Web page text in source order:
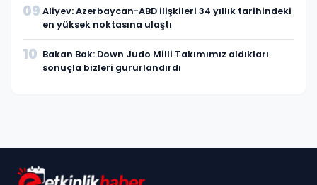
09 Aliyev: Azerbaycan-ABD ilişkileri 34 yıllık tarihindeki
en yüksek noktasına ulaştı
10 Bakan Bak: Down Judo Milli Takımımız aldıkları
sonuçla bizleri gururlandırdı